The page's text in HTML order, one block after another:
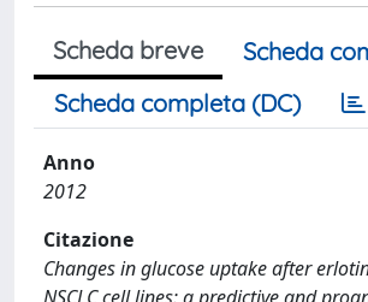
Scheda breve
Scheda
Scheda completa (DC)
Anno
2012
Citazione
Changes in glucose uptake after